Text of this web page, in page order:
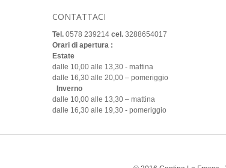
CONTATTACI
Tel. 0578 239214 cel. 3288654017
Orari di apertura :
Estate
dalle 10,00 alle 13,30 - mattina
dalle 16,30 alle 20,00 – pomeriggio
Inverno
dalle 10,00 alle 13,30 – mattina
dalle 16,30 alle 19,30 - pomeriggio